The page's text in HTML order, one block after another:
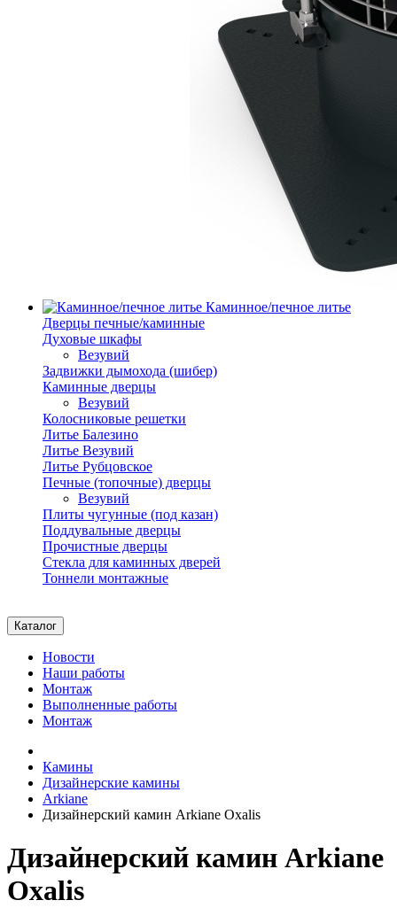
Каминное/печное литье
Дверцы печные/каминные
Духовые шкафы
Везувий
Задвижки дымохода (шибер)
Каминные дверцы
Везувий
Колосниковые решетки
Литье Балезино
Литье Везувий
Литье Рубцовское
Печные (топочные) дверцы
Везувий
Плиты чугунные (под казан)
Поддувальные дверцы
Прочистные дверцы
Стекла для каминных дверей
Тоннели монтажные
Каталог
Новости
Наши работы
Монтаж
Выполненные работы
Монтаж
Камины
Дизайнерские камины
Arkiane
Дизайнерский камин Arkiane Oxalis
Дизайнерский камин Arkiane
Oxalis